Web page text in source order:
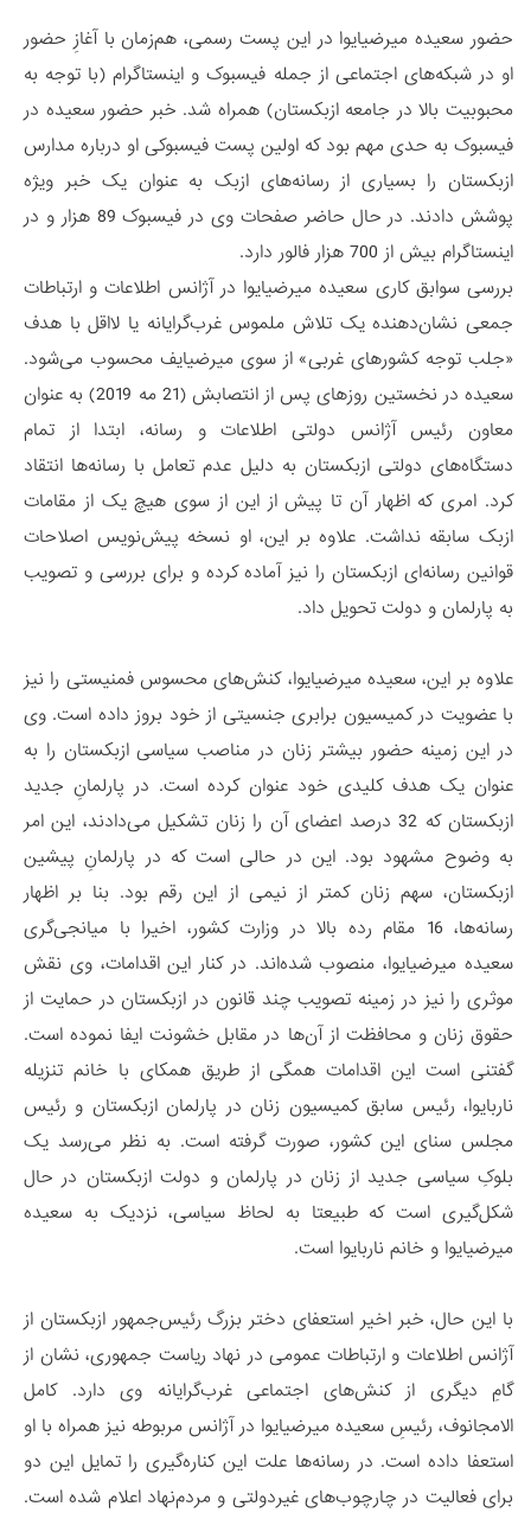
حضور سعیده میرضیایوا در این پست رسمی، هم‌زمان با آغازِ حضور
او در شبکه‌های اجتماعی از جمله فیسبوک و اینستاگرام (با توجه به
محبوبیت بالا در جامعه ازبکستان) همراه شد. خبر حضور سعیده در
فیسبوک به حدی مهم بود که اولین پست فیسبوکی او درباره مدارس
ازبکستان را بسیاری از رسانه‌های ازبک به عنوان یک خبر ویژه
پوشش دادند. در حال حاضر صفحات وی در فیسبوک 89 هزار و در
اینستاگرام بیش از 700 هزار فالور دارد.
بررسی سوابق کاری سعیده میرضیایوا در آژانس اطلاعات و ارتباطات
جمعی نشان‌دهنده یک تلاش ملموس غرب‌گرایانه یا لااقل با هدف
«جلب توجه کشورهای غربی» از سوی میرضیایف محسوب می‌شود.
سعیده در نخستین روزهای پس از انتصابش (21 مه 2019) به عنوان
معاون رئیس آژانس دولتی اطلاعات و رسانه، ابتدا از تمام
دستگاه‌های دولتی ازبکستان به دلیل عدم تعامل با رسانه‌ها انتقاد
کرد. امری که اظهار آن تا پیش از این از سوی هیچ یک از مقامات
ازبک سابقه نداشت. علاوه بر این، او نسخه‌ پیش‌نویس اصلاحات
قوانین رسانه‌ای ازبکستان را نیز آماده کرده و برای بررسی و تصویب
به پارلمان و دولت تحویل داد.
علاوه بر این، سعیده میرضیایوا، کنش‌های محسوس فمنیستی را نیز
با عضویت در کمیسیون برابری جنسیتی از خود بروز داده است. وی
در این زمینه حضور بیشتر زنان در مناصب سیاسی ازبکستان را به
عنوان یک هدف کلیدی خود عنوان کرده است. در پارلمانِ جدید
ازبکستان که 32 درصد اعضای آن را زنان تشکیل می‌دادند، این امر
به وضوح مشهود بود. این در حالی است که در پارلمانِ پیشین
ازبکستان، سهم زنان کمتر از نیمی از این رقم بود. بنا بر اظهار
رسانه‌ها، 16 مقام رده بالا در وزارت کشور، اخیرا با میانجی‌گری
سعیده میرضیایوا، منصوب شده‌اند. در کنار این اقدامات، وی نقش
موثری را نیز در زمینه تصویب چند قانون در ازبکستان در حمایت از
حقوق زنان و محافظت از آن‌ها در مقابل خشونت ایفا نموده است.
گفتنی است این اقدامات همگی از طریق همکای با خانم تنزیله
ناربایوا، رئیس سابق کمیسیون زنان در پارلمان ازبکستان و رئیس
مجلس سنای این کشور، صورت گرفته است. به نظر می‌رسد یک
بلوکِ سیاسی جدید از زنان در پارلمان و دولت ازبکستان در حال
شکل‌گیری است که طبیعتا به لحاظ سیاسی، نزدیک به سعیده
میرضیایوا و خانم ناربایوا است.
با این حال، خبر اخیر استعفای دختر بزرگ رئیس‌جمهور ازبکستان از
آژانس اطلاعات و ارتباطات عمومی در نهاد ریاست جمهوری، نشان از
گامِ دیگری از کنش‌های اجتماعی غرب‌گرایانه وی دارد. کامل
الامجانوف، رئیسِ سعیده میرضیایوا در آژانس مربوطه نیز همراه با او
استعفا داده است. در رسانه‌ها علت این کناره‌گیری را تمایل این دو
برای فعالیت در چارچوب‌های غیردولتی و مردم‌نهاد اعلام شده است.